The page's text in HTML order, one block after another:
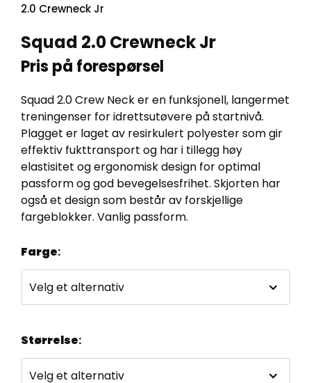
2.0 Crewneck Jr
Squad 2.0 Crewneck Jr
Pris på forespørsel
Squad 2.0 Crew Neck er en funksjonell, langermet
treningenser for idrettsutøvere på startnivå.
Plagget er laget av resirkulert polyester som gir
effektiv fukttransport og har i tillegg høy
elastisitet og ergonomisk design for optimal
passform og god bevegelsesfrihet. Skjorten har
også et design som består av forskjellige
fargeblokker. Vanlig passform.
Farge:
Størrelse: